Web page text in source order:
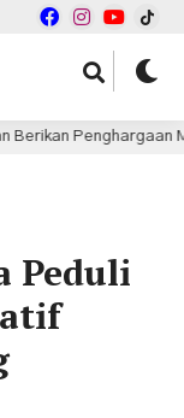
Menugerahkan
Peduli